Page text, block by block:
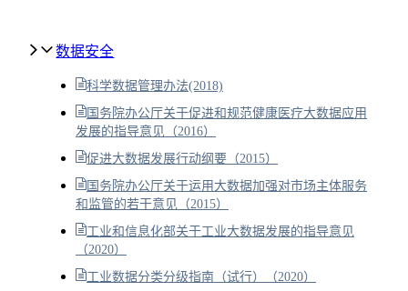
数据安全
科学数据管理办法(2018)
国务院办公厅关于促进和规范健康医疗大数据应用
发展的指导意见（2016）
促进大数据发展行动纲要（2015）
国务院办公厅关于运用大数据加强对市场主体服务
和监管的若干意见（2015）
工业和信息化部关于工业大数据发展的指导意见
（2020）
工业数据分类分级指南（试行）（2020）